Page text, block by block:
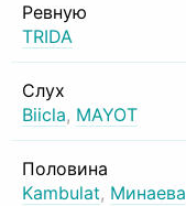
Ревную
TRIDA
Слух
Biicla, MAYOT
Половина
Kambulat, Минаева